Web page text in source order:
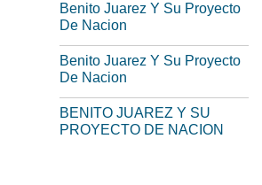
Benito Juarez Y Su Proyecto
De Nacion
Benito Juarez Y Su Proyecto
De Nacion
BENITO JUAREZ Y SU
PROYECTO DE NACION